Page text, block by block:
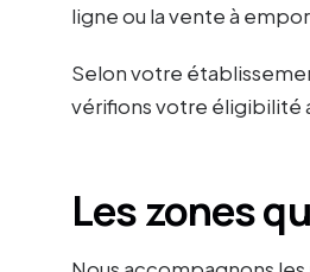
ligne ou la vente à
Selon votre
vérifions votre éligibilité
Les zones